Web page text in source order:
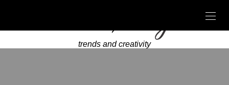
trends and creativity